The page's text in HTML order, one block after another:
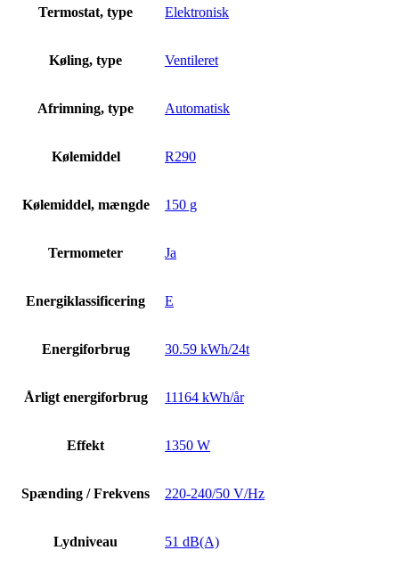
Termostat, type Elektronisk
Køling, type Ventileret
Afrimning, type Automatisk
Kølemiddel R290
Kølemiddel, mængde 150 g
Termometer Ja
Energiklassificering E
Energiforbrug 30.59 kWh/24t
Årligt energiforbrug 11164 kWh/år
Effekt 1350 W
Spænding / Frekvens 220-240/50 V/Hz
Lydniveau 51 dB(A)